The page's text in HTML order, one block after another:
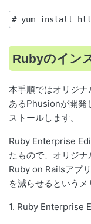
# yum install
Rubyのイン
本手順ではオリジ
あるPhusionが開
ストールします。
Ruby Enterprise
たもので、オリジ
Ruby on Railsアプ
を減らせるというメ
1. Ruby Enterprise